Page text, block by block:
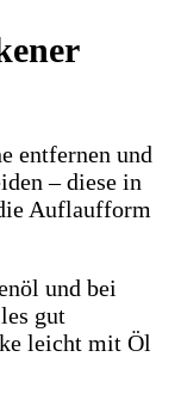
entfernen und
– diese in
Auflaufform
und bei
gut
leicht mit Öl